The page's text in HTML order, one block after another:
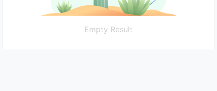
Empty Result